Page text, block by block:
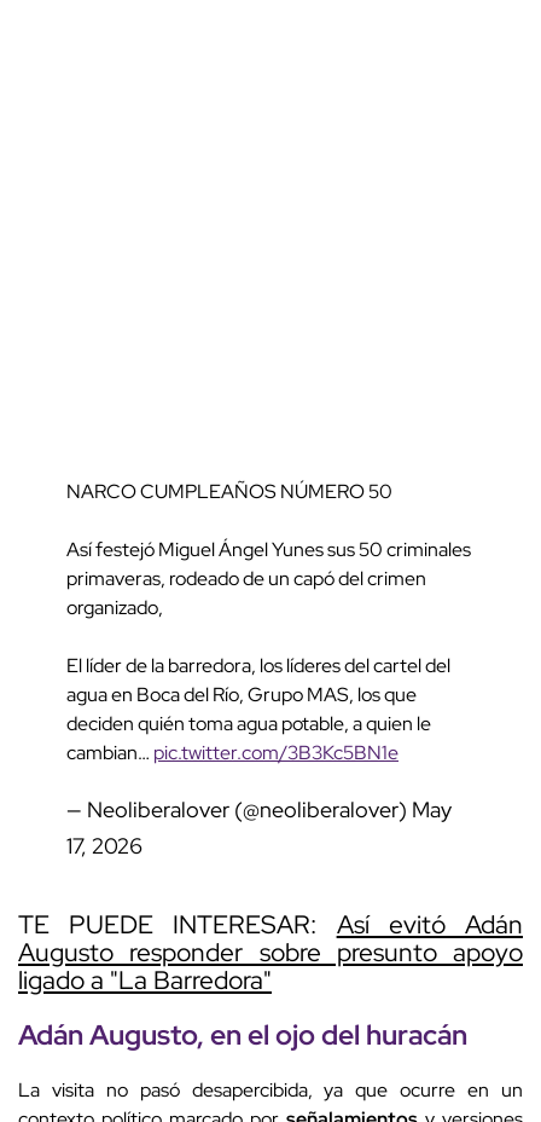
NARCO CUMPLEAÑOS NÚMERO 50
Así festejó Miguel Ángel Yunes sus 50 criminales
primaveras, rodeado de un capó del crimen
organizado,
El líder de la barredora, los líderes del cartel del
agua en Boca del Río, Grupo MAS, los que
deciden quién toma agua potable, a quien le
cambian… pic.twitter.com/3B3Kc5BN1e
— Neoliberalover (@neoliberalover) May
17, 2026
TE PUEDE INTERESAR: Así evitó Adán
Augusto responder sobre presunto apoyo
ligado a "La Barredora"
Adán Augusto, en el ojo del huracán
La visita no pasó desapercibida, ya que ocurre en un